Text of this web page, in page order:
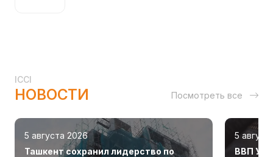
ICCI
НОВОСТИ Посмотреть все
5 августа 2026
Ташкент сохранил лидерство по
5
ВВП